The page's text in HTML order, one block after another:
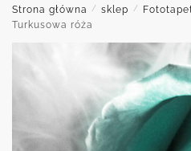
Strona główna / sklep /
Turkusowa róża